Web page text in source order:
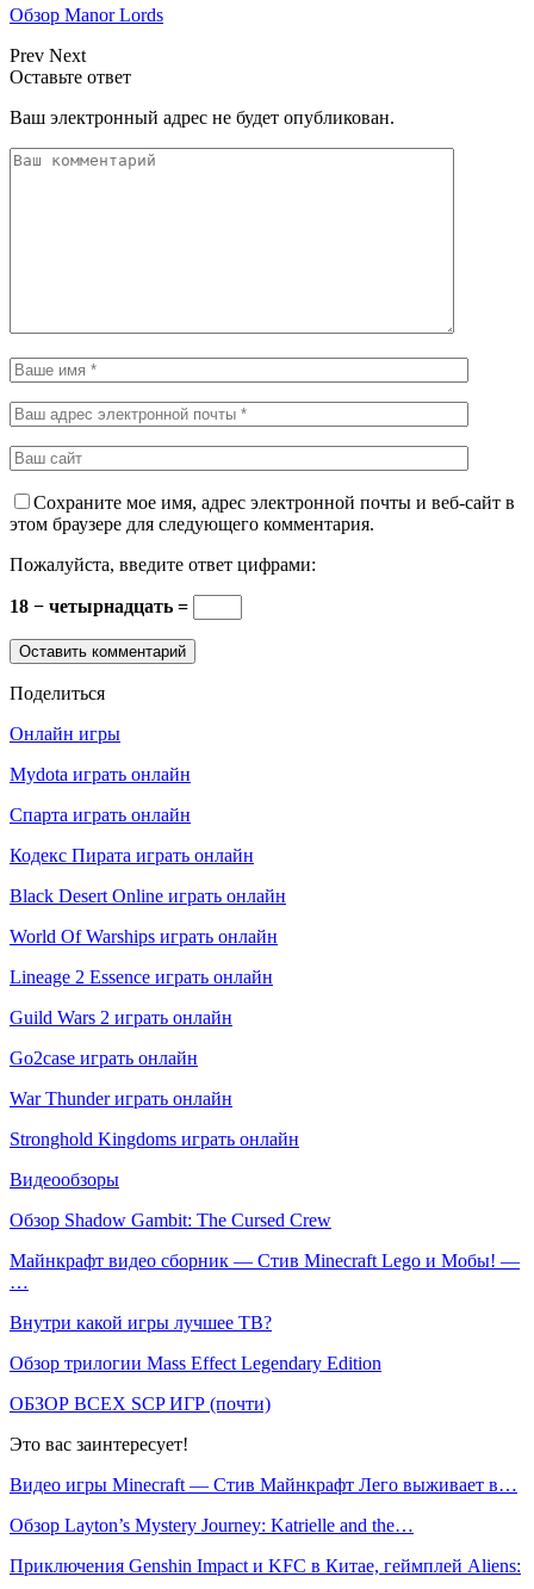
Обзор Manor Lords
Prev Next
Оставьте ответ
Ваш электронный адрес не будет опубликован.
Сохраните мое имя, адрес электронной почты и веб-сайт в
этом браузере для следующего комментария.
Пожалуйста, введите ответ цифрами:
18 − четырнадцать =
Поделиться
Онлайн игры
Mydota играть онлайн
Спарта играть онлайн
Кодекс Пирата играть онлайн
Black Desert Online играть онлайн
World Of Warships играть онлайн
Lineage 2 Essence играть онлайн
Guild Wars 2 играть онлайн
Go2case играть онлайн
War Thunder играть онлайн
Stronghold Kingdoms играть онлайн
Видеообзоры
Обзор Shadow Gambit: The Cursed Crew
Майнкрафт видео сборник — Стив Minecraft Lego и Мобы! —
…
Внутри какой игры лучшее ТВ?
Обзор трилогии Mass Effect Legendary Edition
ОБЗОР ВСЕХ SCP ИГР (почти)
Это вас заинтересует!
Видео игры Minecraft — Стив Майнкрафт Лего выживает в…
Обзор Layton’s Mystery Journey: Katrielle and the…
Приключения Genshin Impact и KFC в Китае, геймплей Aliens: